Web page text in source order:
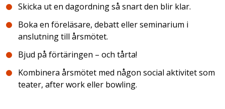
Skicka ut en dagordning så snart den blir klar.
Boka en föreläsare, debatt eller seminarium i
anslutning till årsmötet.
Bjud på förtäringen – och tårta!
Kombinera årsmötet med någon social aktivitet som
teater, after work eller bowling.